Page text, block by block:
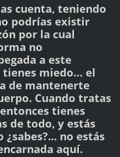
cuenta, teniendo
podrías existir
por la cual
no
a este
tienes miedo… el
de mantenerte
Cuando tratas
tienes
de todo, y estás
no estás
aquí.